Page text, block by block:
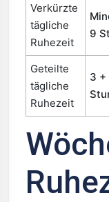
Verkürzte
tägliche
Ruhezeit
9
Geteilte
tägliche
Ruhezeit
3 +